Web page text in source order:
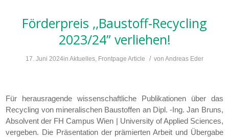
Förderpreis ,,Baustoff-Recycling
2023/24” verliehen!
17. Juni 2024in Aktuelles, Frontpage Article / von Andreas Eder
Für herausragende wissenschaftliche Publikationen über das
Recycling von mineralischen Baustoffen an Dipl. -Ing. Jan Bruns,
Absolvent der FH Campus Wien | University of Applied Sciences,
vergeben. Die Präsentation der prämierten Arbeit und Übergabe